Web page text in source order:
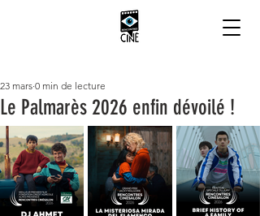
Le Palmarès 2026 enfin dévoilé !
23 mars 0 min de lecture